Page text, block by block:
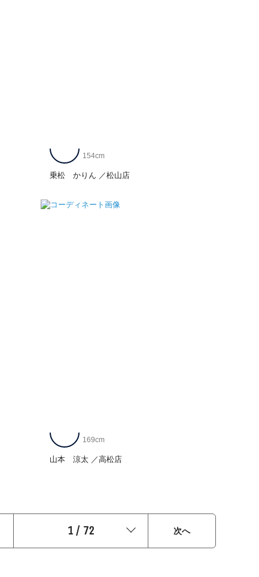
乗松 かりん 松山店
154cm
山本 涼太 高松店
169cm
1 / 72 次へ